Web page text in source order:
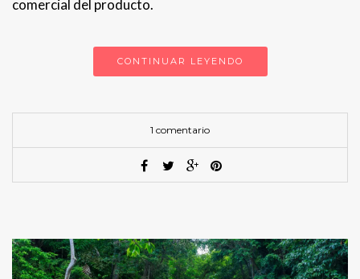
comercial del producto.
CONTINUAR LEYENDO
1 comentario